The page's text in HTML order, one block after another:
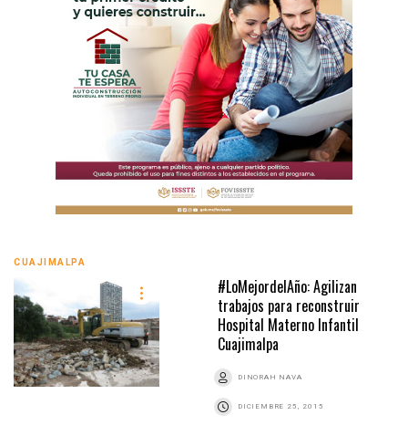
CUAJIMALPA
#LoMejordelAño: Agilizan
trabajos para reconstruir
Hospital Materno Infantil
Cuajimalpa
DINORAH NAVA
DICIEMBRE 25, 2015